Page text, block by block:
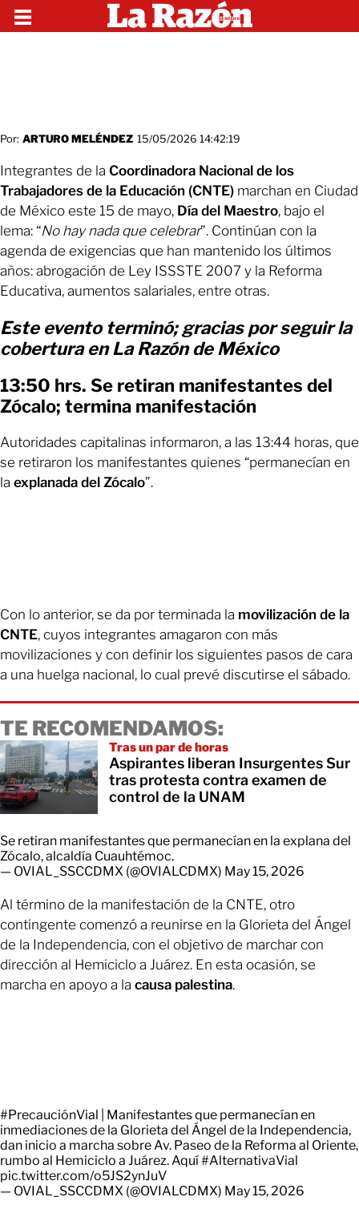
Por: ARTURO MELÉNDEZ 15/05/2026 14:42:19
Integrantes de la Coordinadora Nacional de los
Trabajadores de la Educación (CNTE) marchan en Ciudad
de México este 15 de mayo, Día del Maestro, bajo el
lema: “No hay nada que celebrar”. Continúan con la
agenda de exigencias que han mantenido los últimos
años: abrogación de Ley ISSSTE 2007 y la Reforma
Educativa, aumentos salariales, entre otras.
Este evento terminó; gracias por seguir la
cobertura en La Razón de México
13:50 hrs. Se retiran manifestantes del
Zócalo; termina manifestación
Autoridades capitalinas informaron, a las 13:44 horas, que
se retiraron los manifestantes quienes “permanecían en
la explanada del Zócalo”.
Con lo anterior, se da por terminada la movilización de la
CNTE, cuyos integrantes amagaron con más
movilizaciones y con definir los siguientes pasos de cara
a una huelga nacional, lo cual prevé discutirse el sábado.
TE RECOMENDAMOS:
Tras un par de horas
Aspirantes liberan Insurgentes Sur
tras protesta contra examen de
control de la UNAM
Se retiran manifestantes que permanecían en la explana del
Zócalo, alcaldía Cuauhtémoc.
— OVIAL_SSCCDMX (@OVIALCDMX) May 15, 2026
Al término de la manifestación de la CNTE, otro
contingente comenzó a reunirse en la Glorieta del Ángel
de la Independencia, con el objetivo de marchar con
dirección al Hemiciclo a Juárez. En esta ocasión, se
marcha en apoyo a la causa palestina.
#PrecauciónVial | Manifestantes que permanecían en
inmediaciones de la Glorieta del Ángel de la Independencia,
dan inicio a marcha sobre Av. Paseo de la Reforma al Oriente,
rumbo al Hemiciclo a Juárez. Aquí#AlternativaVial
pic.twitter.com/o5JS2ynJuV
— OVIAL_SSCCDMX (@OVIALCDMX) May 15, 2026